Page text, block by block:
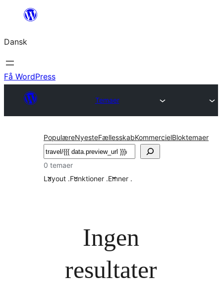
Spring
indhold
Dansk
Få WordPress
Temaer
PopulæreNyesteFællesskabKommercielBloktemaer
Søg
0 temaer
Layout .Funktioner .Emner .
Ingen
resultater